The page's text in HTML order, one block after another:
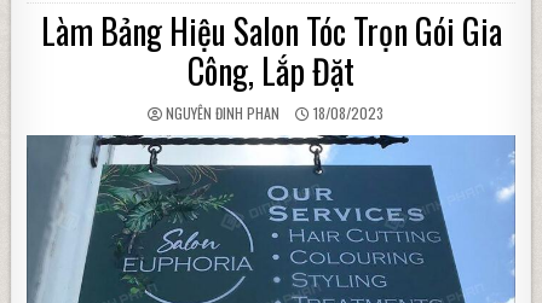
Làm Bảng Hiệu Salon Tóc Trọn Gói Gia
Công, Lắp Đặt
AUTHOR:
NGUYÊN ĐINH PHAN PUBLISHED DATE:
18/08/2023